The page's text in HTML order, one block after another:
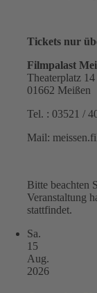
Tickets nur
Filmpalast
Theaterplatz 14
01662 Meißen
Tel. : 03521 /
Mail:
Bitte beachten
Veranstaltung
stattfindet.
Sa.
15
Aug.
2026